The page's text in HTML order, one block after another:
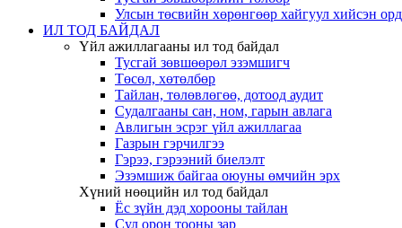
Улсын төсвийн хөрөнгөөр хайгуул хийсэн
ИЛ ТОД БАЙДАЛ
Үйл ажиллагааны ил тод байдал
Тусгай зөвшөөрөл эзэмшигч
Төсөл, хөтөлбөр
Тайлан, төлөвлөгөө, дотоод аудит
Судалгааны сан, ном, гарын авлага
Авлигын эсрэг үйл ажиллагаа
Газрын гэрчилгээ
Гэрээ, гэрээний биелэлт
Эзэмшиж байгаа оюуны өмчийн эрх
Хүний нөөцийн ил тод байдал
Ёс зүйн дэд хорооны тайлан
Сул орон тооны зар